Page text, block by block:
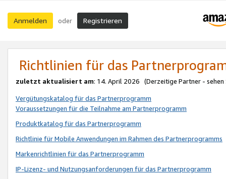
Anmelden oder Registrieren
Richtlinien für das
zuletzt aktualisiert am: 14. April 2026 (Derzeitige Partner - sehen
Vergütungskatalog für das Partnerprogramm
Voraussetzungen für die Teilnahme am Partnerprogramm
Produktkatalog für das Partnerprogramm
Richtlinie für Mobile Anwendungen im Rahmen des Partnerprogramms
Markenrichtlinien für das Partnerprogramm
IP-Lizenz- und Nutzungsanforderungen für das Partnerprogramm